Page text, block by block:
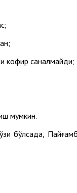
кофир саналмайди;
мумкин.
бўлсада,